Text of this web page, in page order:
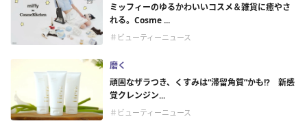
ミッフィーのゆるかわいいコスメ＆雑貨に癒やさ
れる。Cosme ...
＃ビューティーニュース
磨く
頑固なザラつき、くすみは“滞留角質”かも!? 新感
覚クレンジン...
＃ビューティーニュース